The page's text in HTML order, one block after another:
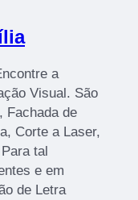
a
Visual. São
Fachada de
Corte a Laser,
tal
e em
de Letra